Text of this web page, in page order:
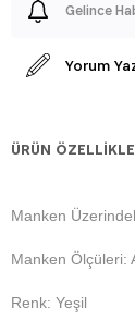
Gelince
Yorum
ÜRÜN
Manken
Manken Ölçüleri:
Renk: Yeşil